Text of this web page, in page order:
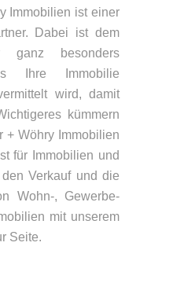
Immobilien ist einer
Dabei ist dem
ganz besonders
Ihre Immobilie
wird, damit
kümmern
+ Wöhry Immobilien
für Immobilien und
Verkauf und die
Wohn-, Gewerbe-
mit unserem
Seite.